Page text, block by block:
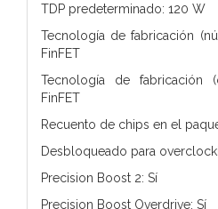
TDP predeterminado: 120 W
Tecnología de fabricación
FinFET
Tecnología de fabricación
FinFET
Recuento de chips en el
Desbloqueado para
Precision Boost 2: Sí
Precision Boost Overdrive: Sí